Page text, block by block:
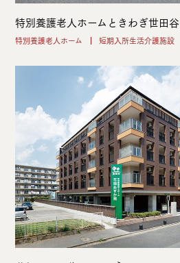
特別養護老人ホームときわぎ世田谷
特別養護老人ホーム 短期入所生活介護施設